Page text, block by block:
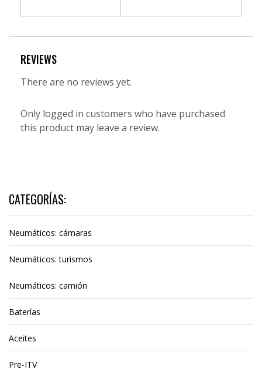
REVIEWS
There are no reviews yet.
Only logged in customers who have purchased
this product may leave a review.
CATEGORÍAS:
Neumáticos: cámaras
Neumáticos: turismos
Neumáticos: camión
Baterías
Aceites
Pre-ITV